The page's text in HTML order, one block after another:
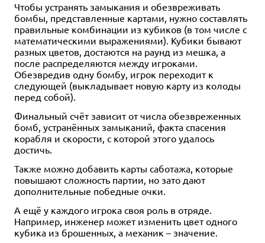
Чтобы устранять замыкания и обезвреживать
бомбы, представленные картами, нужно составлять
правильные комбинации из кубиков (в том числе с
математическими выражениями). Кубики бывают
разных цветов, достаются на раунд из мешка, а
после распределяются между игроками.
Обезвредив одну бомбу, игрок переходит к
следующей (выкладывает новую карту из колоды
перед собой).
Финальный счёт зависит от числа обезвреженных
бомб, устранённых замыканий, факта спасения
корабля и скорости, с которой этого удалось
достичь.
Также можно добавить карты саботажа, которые
повышают сложность партии, но зато дают
дополнительные победные очки.
А ещё у каждого игрока своя роль в отряде.
Например, инженер может изменить цвет одного
кубика из брошенных, а механик – значение.